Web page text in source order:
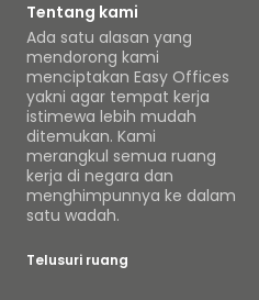
Tentang kami
Ada satu alasan yang
mendorong kami
menciptakan Easy Offices
yakni agar tempat kerja
istimewa lebih mudah
ditemukan. Kami
merangkul semua ruang
kerja di negara dan
menghimpunnya ke dalam
satu wadah.
Telusuri ruang